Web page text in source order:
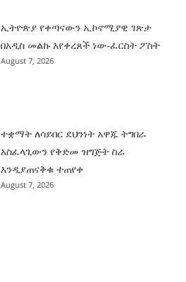
ኢትዮጵያ የቀጣናውን ኢኮኖሚያዊ ገጽታ
በአዲስ መልኩ እየቀረጸች ነው-ፈርስት ፖስት
August 7, 2026
ተቋማት ለሳይበር ደህንነት አዋጁ ትግበራ
አስፈላጊውን የቅድመ ዝግጅት ስራ
እንዲያጠናቅቁ ተጠየቀ
August 7, 2026